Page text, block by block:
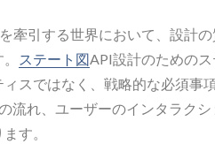
牽引する世界において、設計
ステート図API設計のためのス
スではなく、戦略的な必須事
流れ、ユーザーのインタラクシ
す。